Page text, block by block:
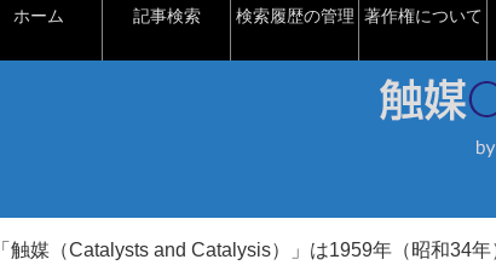
ホーム 記事検索 検索履歴の管理 著作権について
「触媒（Catalysts and Catalysis）」は1959年（昭和34